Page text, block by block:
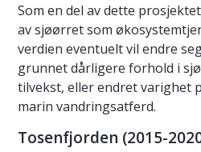
Som en del av dette
av sjøørret som
verdien eventuelt vil endre
grunnet dårligere forhold i
tilvekst, eller endret varighet
marin vandringsatferd.
Tosenfjorden (2015-